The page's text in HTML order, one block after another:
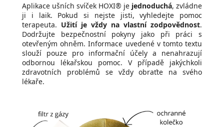
Aplikace ušních svíček HOXI® je jednoduchá, zvládne
ji i laik. Pokud si nejste jisti, vyhledejte pomoc
terapeuta. Užití je vždy na vlastní zodpovědnost.
Dodržujte bezpečnostní pokyny jako při práci s
otevřeným ohněm. Informace uvedené v tomto textu
slouží pouze pro informační účely a nenahrazují
odbornou lékařskou pomoc. V případě jakýchkoli
zdravotních problémů se vždy obraťte na svého
lékaře.